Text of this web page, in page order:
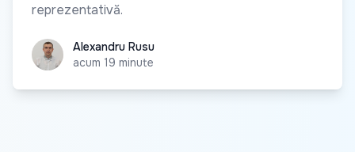
reprezentativă.
Alexandru Rusu
Alexandru Rusu
acum 19 minute